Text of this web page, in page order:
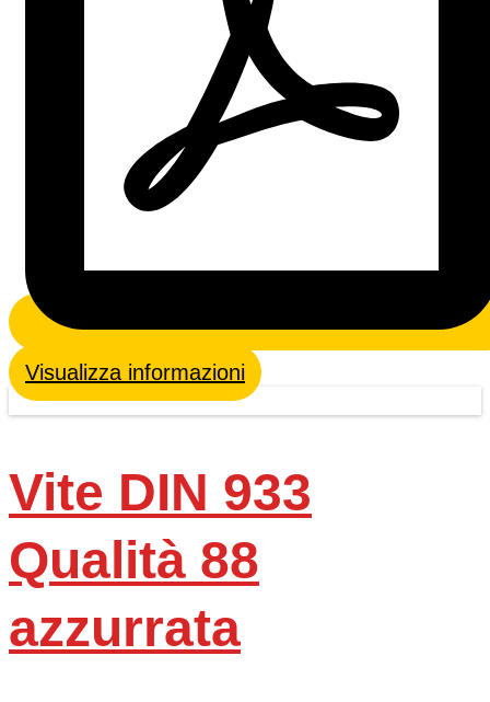
Visualizza informazioni
Vite DIN 933
Qualità 88
azzurrata